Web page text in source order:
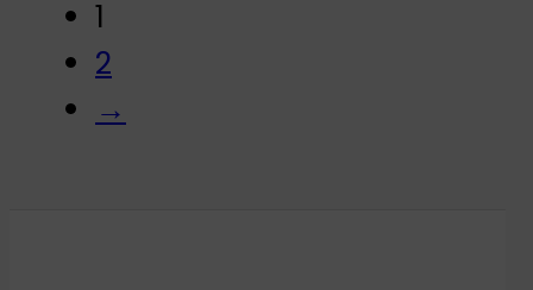
1
2
→